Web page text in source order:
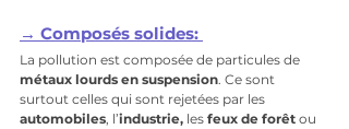
→ Composés solides:
La pollution est composée de particules de
métaux lourds en suspension. Ce sont
surtout celles qui sont rejetées par les
automobiles, l’industrie, les feux de forêt ou